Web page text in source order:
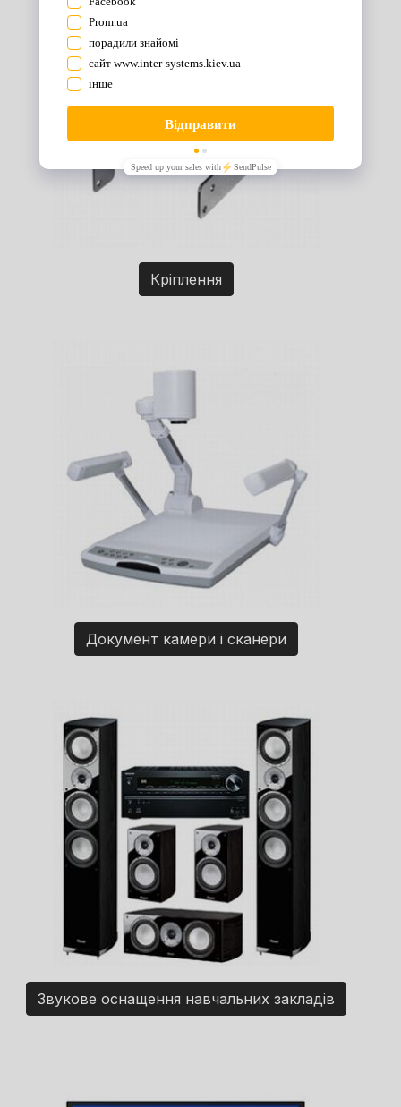
Кріплення
Документ камери і сканери
Звукове оснащення навчальних закладів